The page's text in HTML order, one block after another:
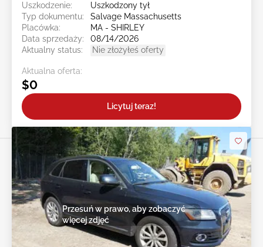
Uszkodzenie:
Uszkodzony tył
Typ dokumentu:
Salvage Massachusetts
Placówka:
MA - SHIRLEY
Data sprzedaży:
08/14/2026
Aktualny status:
Nie złożyłeś oferty
Aktualna oferta:
$0
Licytuj teraz!
Przesuń w prawo, aby zobaczyć
więcej zdjęć